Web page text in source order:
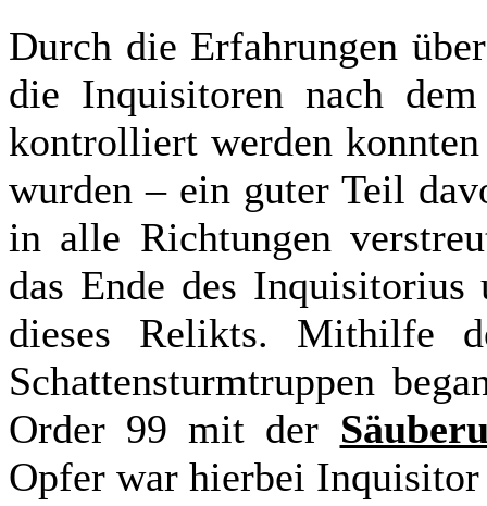
Durch die Erfahrungen
die Inquisitoren nach
kontrolliert werden
wurden – ein guter Teil
in alle Richtungen
das Ende des Inquisitorius
dieses Relikts. Mithilfe
Schattensturmtruppen
Order 99 mit der
Opfer war hierbei